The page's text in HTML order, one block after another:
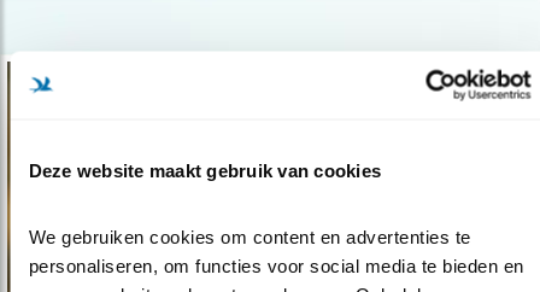
Deze website maakt gebruik van cookies
We gebruiken cookies om content en advertenties te
personaliseren, om functies voor social media te bieden en